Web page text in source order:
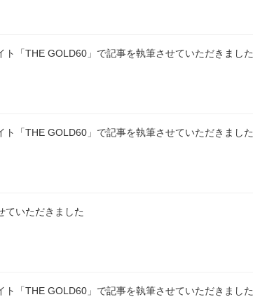
「THE GOLD60」で記事を執筆させていただきました
「THE GOLD60」で記事を執筆させていただきました
ていただきました
「THE GOLD60」で記事を執筆させていただきました